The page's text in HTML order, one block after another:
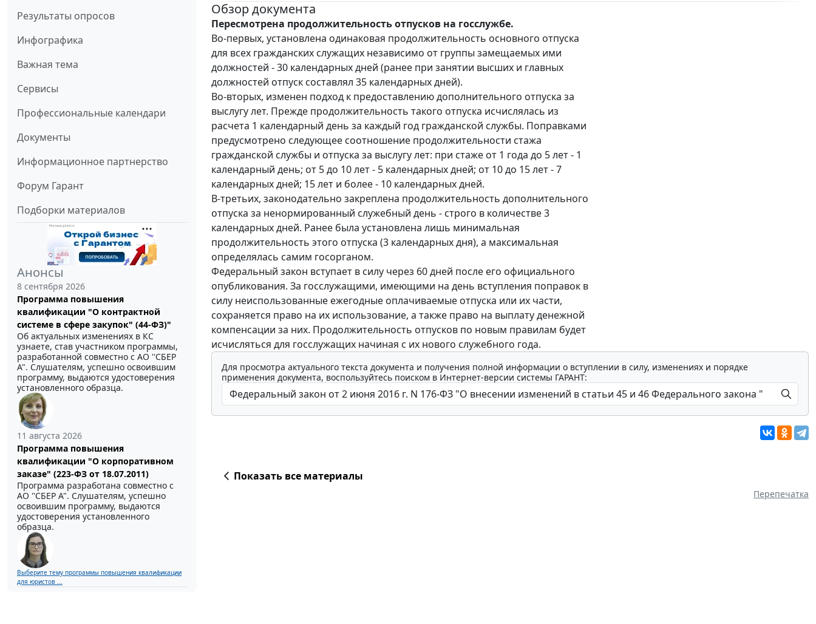
Результаты опросов
Инфографика
Важная тема
Сервисы
Профессиональные календари
Документы
Информационное партнерство
Форум Гарант
Подборки материалов
Анонсы
8 сентября 2026
Программа повышения
квалификации "О контрактной
системе в сфере закупок" (44-ФЗ)"
Об актуальных изменениях в КС
узнаете, став участником программы,
разработанной совместно с АО ''СБЕР
А". Слушателям, успешно освоившим
программу, выдаются удостоверения
установленного образца.
11 августа 2026
Программа повышения
квалификации "О корпоративном
заказе" (223-ФЗ от 18.07.2011)
Программа разработана совместно с
АО ''СБЕР А". Слушателям, успешно
освоившим программу, выдаются
удостоверения установленного
образца.
Выберите тему программы повышения квалификации
для юристов ...
Обзор документа
Пересмотрена продолжительность отпусков на госслужбе.
Во-первых, установлена одинаковая продолжительность основного отпуска
для всех гражданских служащих независимо от группы замещаемых ими
должностей - 30 календарных дней (ранее при занятии высших и главных
должностей отпуск составлял 35 календарных дней).
Во-вторых, изменен подход к предоставлению дополнительного отпуска за
выслугу лет. Прежде продолжительность такого отпуска исчислялась из
расчета 1 календарный день за каждый год гражданской службы. Поправками
предусмотрено следующее соотношение продолжительности стажа
гражданской службы и отпуска за выслугу лет: при стаже от 1 года до 5 лет - 1
календарный день; от 5 до 10 лет - 5 календарных дней; от 10 до 15 лет - 7
календарных дней; 15 лет и более - 10 календарных дней.
В-третьих, законодательно закреплена продолжительность дополнительного
отпуска за ненормированный служебный день - строго в количестве 3
календарных дней. Ранее была установлена лишь минимальная
продолжительность этого отпуска (3 календарных дня), а максимальная
определялась самим госорганом.
Федеральный закон вступает в силу через 60 дней после его официального
опубликования. За госслужащими, имеющими на день вступления поправок в
силу неиспользованные ежегодные оплачиваемые отпуска или их части,
сохраняется право на их использование, а также право на выплату денежной
компенсации за них. Продолжительность отпусков по новым правилам будет
исчисляться для госслужащих начиная с их нового служебного года.
Для просмотра актуального текста документа и получения полной информации о вступлении в силу, изменениях и порядке
применения документа, воспользуйтесь поиском в Интернет-версии системы ГАРАНТ:
Показать все материалы
Перепечатка